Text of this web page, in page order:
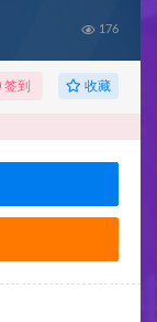
176
签到 收藏